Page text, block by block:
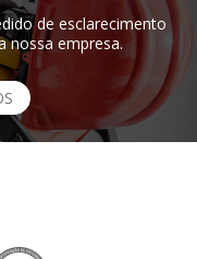
de esclarecimento
nossa empresa.